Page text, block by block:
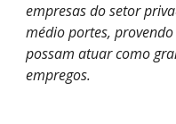
empresas do setor
médio portes,
possam atuar como
empregos.